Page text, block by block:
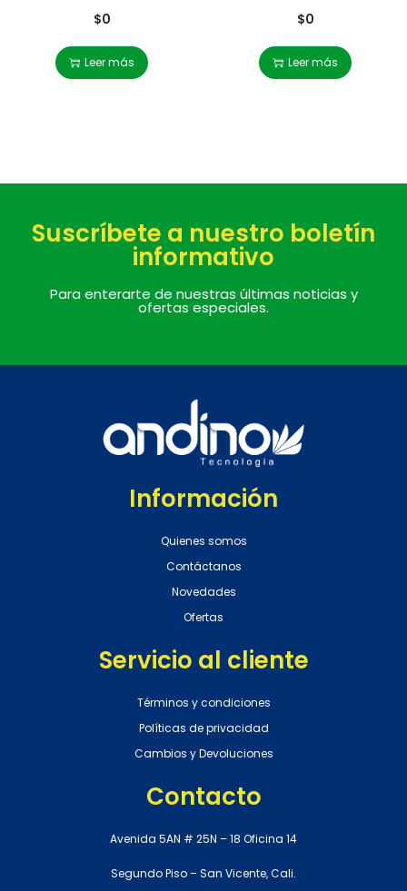
$0
Leer más
$0
Leer más
Suscríbete a nuestro boletín
informativo
Para enterarte de nuestras últimas noticias y
ofertas especiales.
Información
Quienes somos
Contáctanos
Novedades
Ofertas
Servicio al cliente
Términos y condiciones
Políticas de privacidad
Cambios y Devoluciones
Contacto
Avenida 5AN # 25N – 18 Oficina 14
Segundo Piso – San Vicente, Cali.